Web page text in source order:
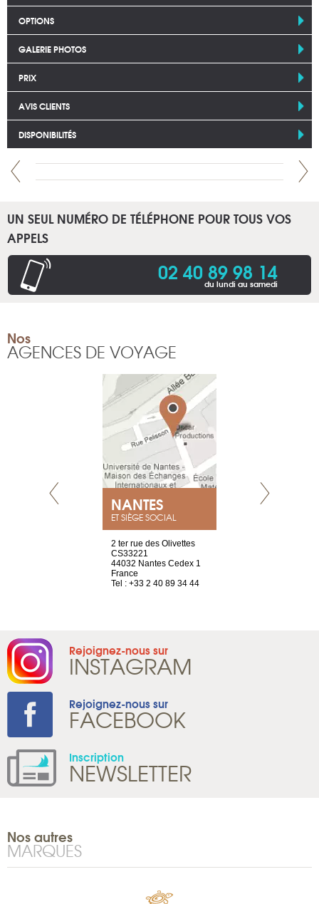
OPTIONS
GALERIE PHOTOS
PRIX
AVIS CLIENTS
DISPONIBILITÉS
UN SEUL NUMÉRO DE TÉLÉPHONE POUR TOUS VOS
APPELS
02 40 89 98 14
du lundi au samedi
Nos
AGENCES DE VOYAGE
NANTES
ET SIÈGE SOCIAL
2 ter rue des Olivettes
CS33221
44032 Nantes Cedex 1
France
Tel : +33 2 40 89 34 44
Rejoignez-nous sur
INSTAGRAM
Rejoignez-nous sur
FACEBOOK
Inscription
NEWSLETTER
Nos autres
MARQUES